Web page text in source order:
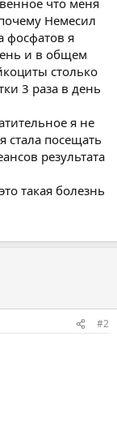
Немесил
фосфатов я
и в общем
столько
3 раза в день
я не
стала посещать
результата
такая болезнь
#2